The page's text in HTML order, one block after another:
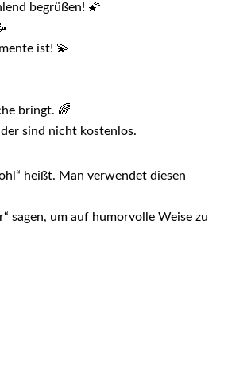
begrüßen! 🌠
ist! 💫
bringt. 🌈
sind nicht kostenlos.
heißt. Man verwendet diesen
sagen, um auf humorvolle Weise zu